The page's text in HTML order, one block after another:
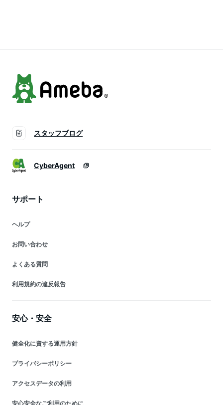
スタッフブログ
CyberAgent
サポート
ヘルプ
お問い合わせ
よくある質問
利用規約の違反報告
安心・安全
健全化に資する運用方針
プライバシーポリシー
アクセスデータの利用
安心安全なご利用のために